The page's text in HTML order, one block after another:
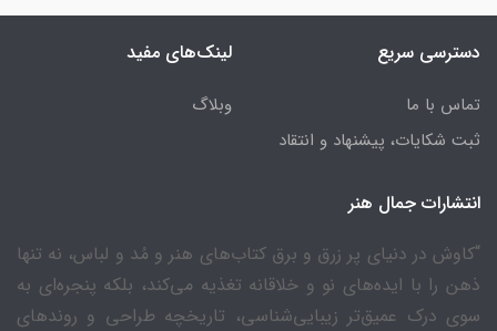
دسترسی سریع
تماس با ما
ثبت شکایات، پیشنهاد و انتقاد
لینک‌های مفید
وبلاگ
انتشارات جمال هنر
“کاوش در دنیای پر زرق و برق کتاب‌های هنر و مُد و لباس، نه تنها
ذهن را با ایده‌های نو و خلاقانه تغذیه می‌کند، بلکه پنجره‌ای به
سوی درک عمیق‌تر زیبایی‌شناسی، تاریخچه طراحی و روندهای